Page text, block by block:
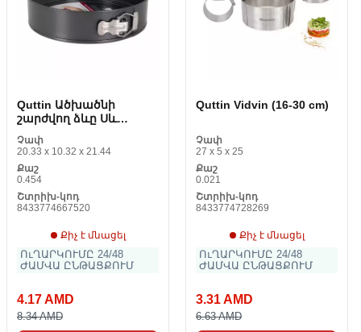
Quttin Ածխածնի
շարժվող ձևը Սև
Չափ
20.33 x 10.32 x 21.44
Քաշ
0.454
Շտրիխ-կոդ
8433774667520
Քիչ է մնացել
ՈւՂԱՐԿՈՒՄԸ 24/48
ԺԱՄՎԱ ԸՆԹԱՑՔՈՒՄ
4.17 AMD
8.34 AMD
Quttin Vidvin (16-30 cm)
Չափ
27 x 5 x 25
Քաշ
0.021
Շտրիխ-կոդ
8433774728269
Քիչ է մնացել
ՈւՂԱՐԿՈՒՄԸ 24/48
ԺԱՄՎԱ ԸՆԹԱՑՔՈՒՄ
3.31 AMD
6.63 AMD